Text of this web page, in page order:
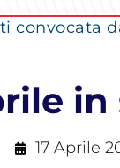
convocata
17 Aprile